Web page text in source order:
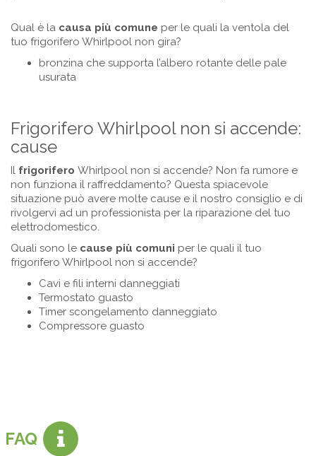
Qual è la causa più comune per le quali la ventola del
tuo frigorifero Whirlpool non gira?
bronzina che supporta l’albero rotante delle pale
usurata
Frigorifero Whirlpool non si accende:
cause
Il frigorifero Whirlpool non si accende? Non fa rumore e
non funziona il raffreddamento? Questa spiacevole
situazione può avere molte cause e il nostro consiglio e di
rivolgervi ad un professionista per la riparazione del tuo
elettrodomestico.
Quali sono le cause più comuni per le quali il tuo
frigorifero Whirlpool non si accende?
Cavi e fili interni danneggiati
Termostato guasto
Timer scongelamento danneggiato
Compressore guasto
FAQ